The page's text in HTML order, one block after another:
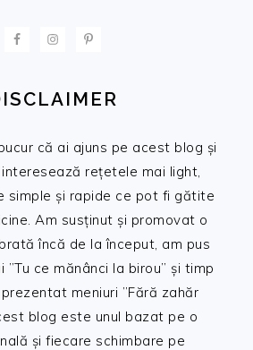
că ai ajuns pe acest blog și
rețetele mai light,
simple și rapide ce pot fi gătite
Am susținut și promovat o
încă de la început, am pus
ce mănânci la birou” și timp
meniuri ”Fără zahăr
blog este unul bazat pe o
și fiecare schimbare pe